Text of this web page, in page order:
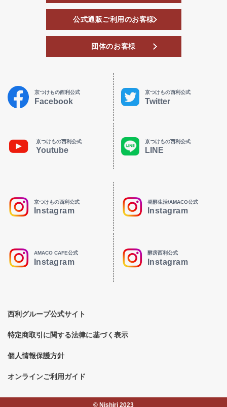
公式通販ご利用のお客様
団体のお客様
京つけもの西利公式
Facebook
京つけもの西利公式
Twitter
京つけもの西利公式
Youtube
京つけもの西利公式
LINE
京つけもの西利公式
Instagram
発酵生活/AMACO公式
Instagram
AMACO CAFE公式
Instagram
酵房西利公式
Instagram
西利グループ公式サイト
特定商取引に関する法律に基づく表示
個人情報保護方針
オンラインご利用ガイド
©︎ Nishiri 2023